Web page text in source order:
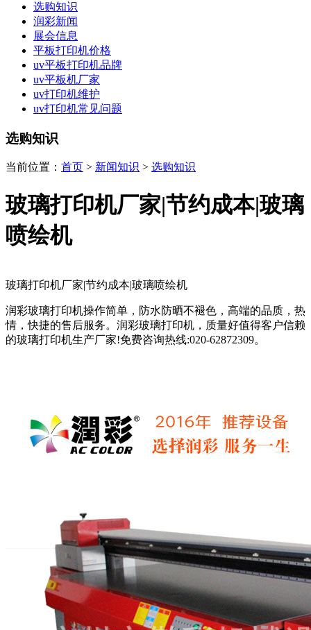
选购知识
润彩新闻
展会信息
平板打印机价格
uv平板打印机品牌
uv平板机厂家
uv打印机维护
uv打印机常见问题
选购知识
当前位置： 首页 > 新闻知识 > 选购知识
玻璃打印机厂家|节约成本|玻璃
喷绘机
玻璃打印机厂家|节约成本|玻璃喷绘机
润彩玻璃打印机操作简单，防水防晒不褪色，高端的品质，热
情，快捷的售后服务。润彩玻璃打印机，质量好值得客户信赖
的玻璃打印机生产厂家!免费咨询热线:020-62872309。